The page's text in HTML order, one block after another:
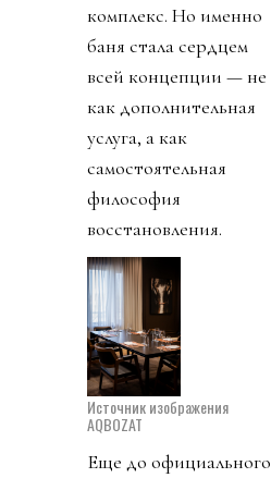
комплекс. Но именно
баня стала сердцем
всей концепции — не
как дополнительная
услуга, а как
самостоятельная
философия
восстановления.
Источник изображения
AQBOZAT
Еще до официального